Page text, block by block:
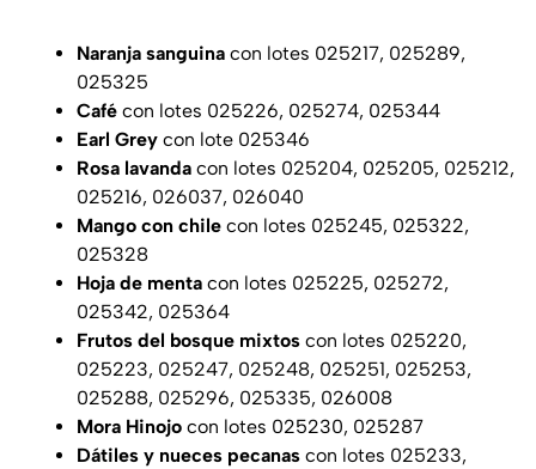
Naranja sanguina con lotes 025217, 025289,
025325
Café con lotes 025226, 025274, 025344
Earl Grey con lote 025346
Rosa lavanda con lotes 025204, 025205, 025212,
025216, 026037, 026040
Mango con chile con lotes 025245, 025322,
025328
Hoja de menta con lotes 025225, 025272,
025342, 025364
Frutos del bosque mixtos con lotes 025220,
025223, 025247, 025248, 025251, 025253,
025288, 025296, 025335, 026008
Mora Hinojo con lotes 025230, 025287
Dátiles y nueces pecanas con lotes 025233,